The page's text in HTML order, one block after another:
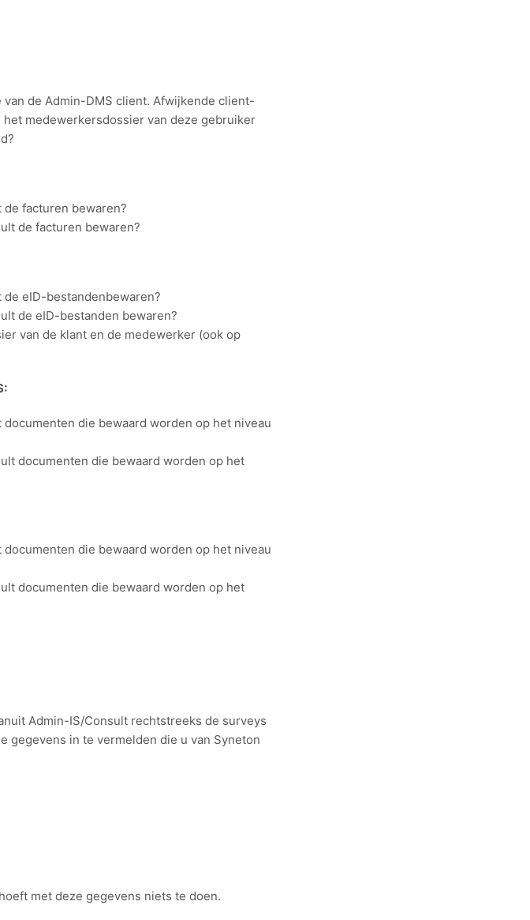
de Admin-DMS client. Afwijkende client-
medewerkersdossier van deze gebruiker
facturen bewaren?
de facturen bewaren?
eID-bestandenbewaren?
de eID-bestanden bewaren?
van de klant en de medewerker (ook op
die bewaard worden op het niveau
documenten die bewaard worden op het
die bewaard worden op het niveau
documenten die bewaard worden op het
Admin-IS/Consult rechtstreeks de surveys
gegevens in te vermelden die u van Syneton
met deze gegevens niets te doen.